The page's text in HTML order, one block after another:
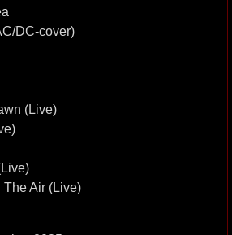
DC-cover)
(Live)
The Air (Live)